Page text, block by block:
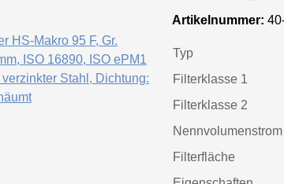
Rahmen:
geschäumt
Artikelnummer:
Typ
Filterklasse 1
Filterklasse 2
Nennvolumenstrom
Filterfläche